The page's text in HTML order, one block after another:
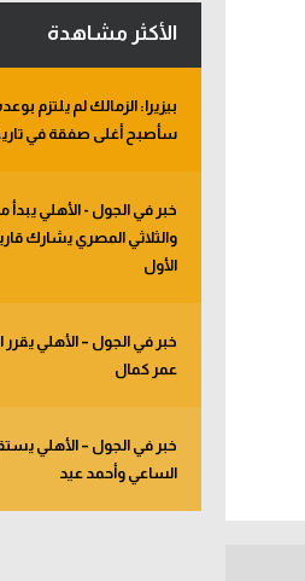
الأكثر مشاهدة
بيزيرا: الزمالك لم يلتزم
سأصبح أغلى صفقة في
والثلاثي المصري يشارك
الأول
خبر في الجول – الأهلي
عمر كمال
خبر في الجول – الأهلي
الساعي وأحمد عيد